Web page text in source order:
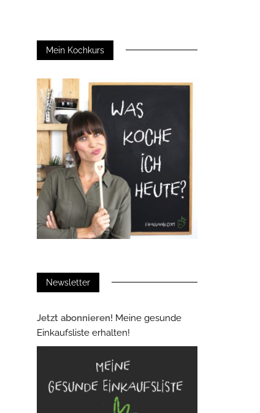
Mein Kochkurs
Newsletter
Jetzt abonnieren! Meine gesunde
Einkaufsliste erhalten!